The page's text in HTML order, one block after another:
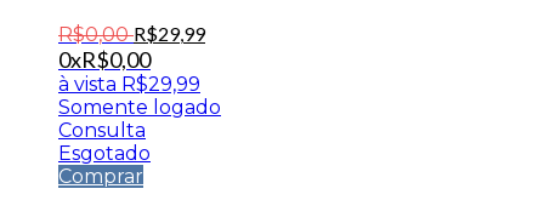
R$0,00 R$29,99
0xR$0,00
à vista R$29,99
Somente logado
Consulta
Esgotado
Comprar